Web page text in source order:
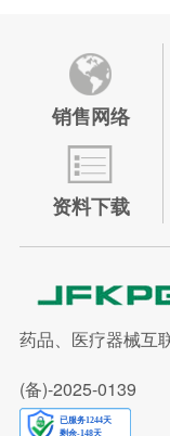
销售网络
资料下载
药品、医疗器械互
(备)-2025-0139